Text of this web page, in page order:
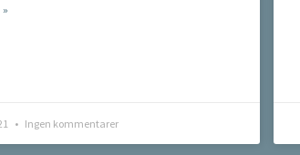
»
Ingen kommentarer